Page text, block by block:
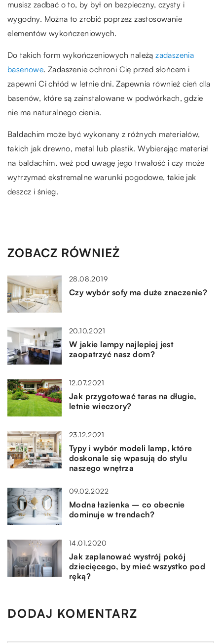
musisz zadbać o to, by był on bezpieczny, czysty i
wygodny. Można to zrobić poprzez zastosowanie
elementów wykończeniowych.
Do takich form wykończeniowych należązadaszenia
basenowe. Zadaszenie ochroni Cię przed słońcem i
zapewni Ci chłód w letnie dni. Zapewnia również cień dla
basenów, które są zainstalowane w podwórkach, gdzie
nie ma naturalnego cienia.
Baldachim może być wykonany z różnych materiałów,
takich jak drewno, metal lub plastik. Wybierając materiał
na baldachim, weź pod uwagę jego trwałość i czy może
wytrzymać ekstremalne warunki pogodowe, takie jak
deszcz i śnieg.
ZOBACZ RÓWNIEŻ
28.08.2019
Czy wybór sofy ma duże znaczenie?
20.10.2021
W jakie lampy najlepiej jest
zaopatrzyć nasz dom?
12.07.2021
Jak przygotować taras na długie,
letnie wieczory?
23.12.2021
Typy i wybór modeli lamp, które
doskonale się wpasują do stylu
naszego wnętrza
09.02.2022
Modna łazienka – co obecnie
dominuje w trendach?
14.01.2020
Jak zaplanować wystrój pokój
dziecięcego, by mieć wszystko pod
ręką?
DODAJ KOMENTARZ